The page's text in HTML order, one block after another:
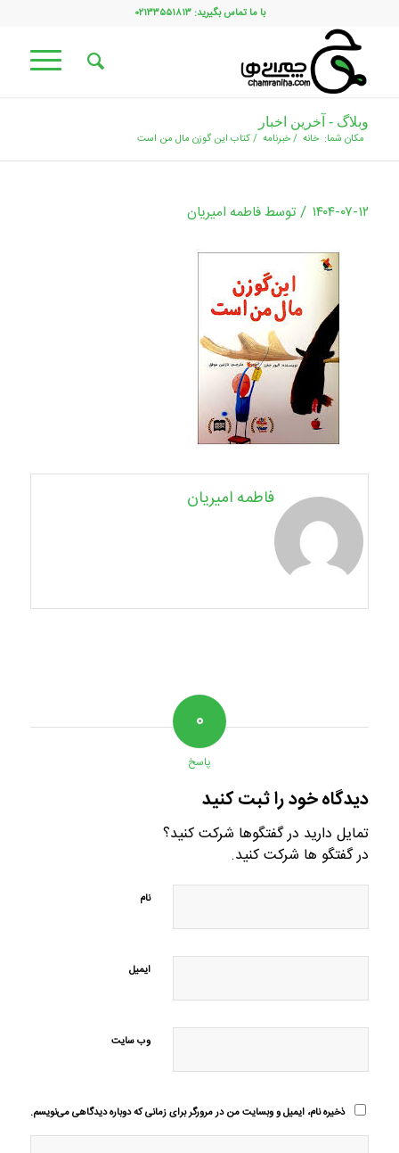
با ما تماس بگیرید: ۰۲۱۳۳۵۵۱۸۱۳
وبلاگ - آخرین اخبار
مکان شما: خانه /خبرنامه /کتاب این گوزن مال من است
۱۴۰۴-۰۷-۱۲ / توسطفاطمه امیریان
فاطمه امیریان
۰
پاسخ
دیدگاه خود را ثبت کنید
تمایل دارید در گفتگوها شرکت کنید؟
در گفتگو ها شرکت کنید.
نام
ایمیل
وب‌ سایت
ذخیره نام، ایمیل و وبسایت من در مرورگر برای زمانی که دوباره دیدگاهی می‌نویسم.